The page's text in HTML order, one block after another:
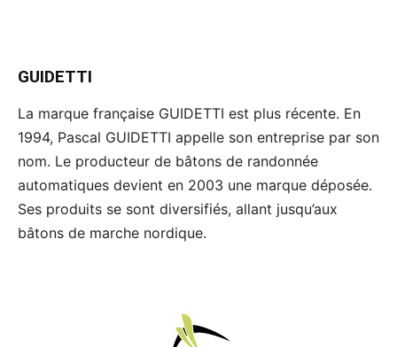
GUIDETTI
La marque française GUIDETTI est plus récente. En
1994, Pascal GUIDETTI appelle son entreprise par son
nom. Le producteur de bâtons de randonnée
automatiques devient en 2003 une marque déposée.
Ses produits se sont diversifiés, allant jusqu’aux
bâtons de marche nordique.